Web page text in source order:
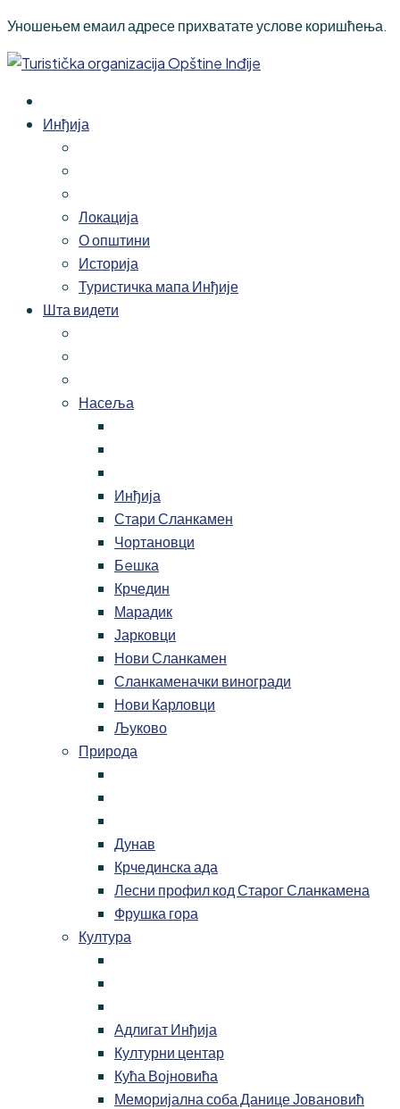
Уношењем емаил адресе прихватате услове коришћења.
Инђија
Локација
О општини
Историја
Туристичка мапа Инђије
Шта видети
Насеља
Инђија
Стари Сланкамен
Чортановци
Бeшка
Крчедин
Марадик
Јарковци
Нови Сланкамен
Сланкаменачки виногради
Нови Карловци
Љуково
Природа
Дунав
Крчединска ада
Лесни профил код Старог Сланкамена
Фрушка гора
Култура
Адлигат Инђија
Културни центар
Кућа Војновића
Меморијална соба Данице Јовановић